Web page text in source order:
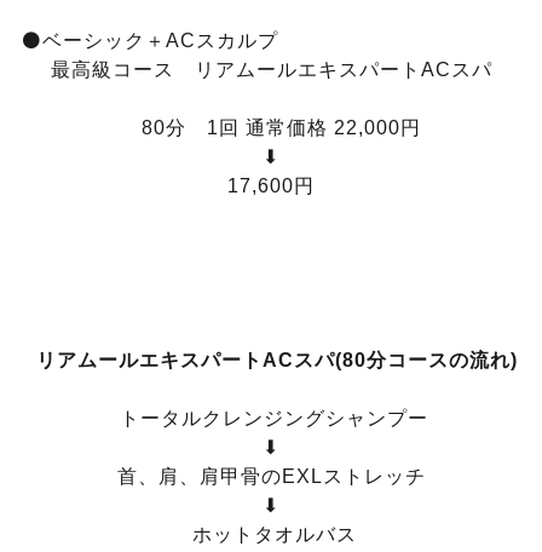
⚫ベーシック＋ACスカルプ
最高級コース リアムールエキスパートACスパ
80分 1回 通常価格 22,000円
⬇
17,600円
リアムールエキスパートACスパ(80分コースの流れ)
トータルクレンジングシャンプー
⬇
首、肩、肩甲骨のEXLストレッチ
⬇
ホットタオルバス